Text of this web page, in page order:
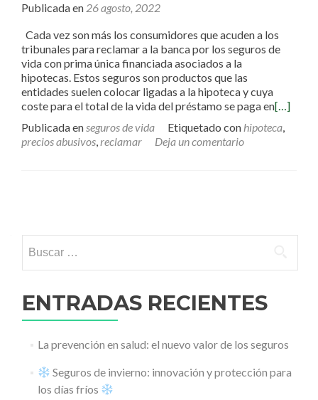
Publicada en 26 agosto, 2022
Cada vez son más los consumidores que acuden a los
tribunales para reclamar a la banca por los seguros de
vida con prima única financiada asociados a la
hipotecas. Estos seguros son productos que las
entidades suelen colocar ligadas a la hipoteca y cuya
coste para el total de la vida del préstamo se paga en[…]
Publicada enseguros de vida Etiquetado con hipoteca,
precios abusivos,reclamar Deja un comentario
ENTRADAS RECIENTES
La prevención en salud: el nuevo valor de los seguros
Seguros de invierno: innovación y protección para
los días fríos